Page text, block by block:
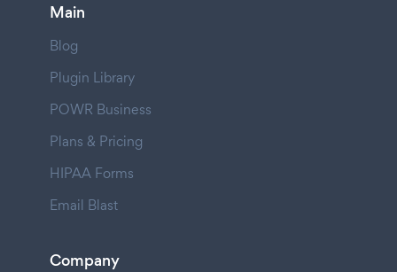
Main
Blog
Plugin Library
POWR Business
Plans & Pricing
HIPAA Forms
Email Blast
Company